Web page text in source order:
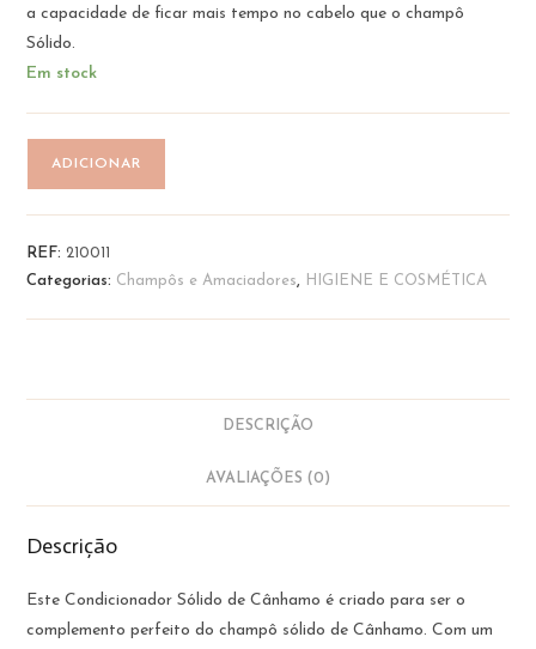
a capacidade de ficar mais tempo no cabelo que o champô
Sólido.
Em stock
Condicionador
Cânhamo
ADICIONAR
REF:210011
Categorias: Champôs e Amaciadores, HIGIENE E COSMÉTICA
DESCRIÇÃO
AVALIAÇÕES (0)
Descrição
Este Condicionador Sólido de Cânhamo é criado para ser o
complemento perfeito do champô sólido de Cânhamo. Com um